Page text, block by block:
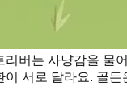
버는 사냥감을 물
서로 달라요. 골